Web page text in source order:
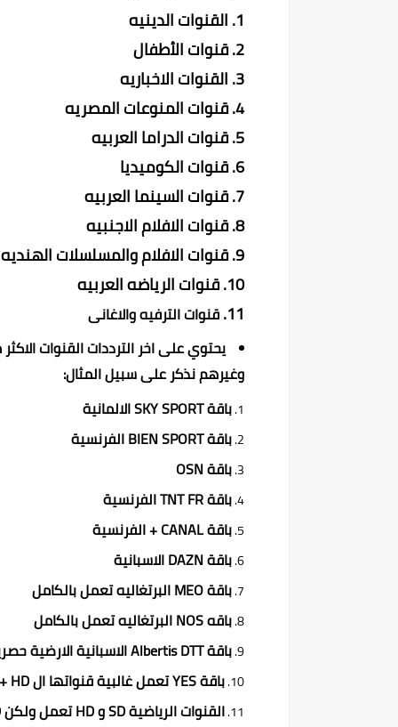
القنوات الدينيه
قنوات الأطفال
القنوات الاخباريه
قنوات المنوعات المصريه
قنوات الدراما العربيه
قنوات الكوميديا
قنوات السينما العربيه
قنوات الافلام الاجنبيه
قنوات الافلام والمسلسلات الهنديه
قنوات الرياضه العربيه
قنوات الترفيه والاغانى
يحتوي على اخر الترددات القنوات
وغيرهم نذكر على سبيل المثال:
باقة SKY SPORT الالمانية
باقة BIEN SPORT الفرنسية
باقة OSN
باقة TNT FR الفرنسية
باقة CANAL + الفرنسية
باقة DAZN الاسبانية
باقة MEO البرتغاليه تعمل بالكامل
باقه NOS البرتغاليه تعمل بالكامل
باقة Albertis DTT الاسبانية الارضية حصريا 🔥
باقة YES تعمل غالبية قنواتها ال SD + HD و 4K
القنوات الرياضية SD و HD تعمل ولكن HD ليست بثبات قنوات SD